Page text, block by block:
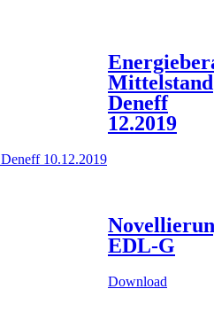
Mittelstand
Deneff
12.2019
10.12.2019
EDL-G
Download